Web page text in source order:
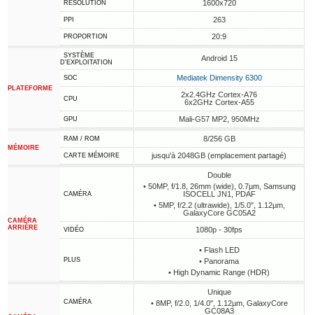
RÉSOLUTION 1600x720
PPI 263
PROPORTION 20:9
PLATEFORME
SYSTÈME
D'EXPLOITATION
Android 15
SOC Mediatek Dimensity 6300
CPU
2x2.4GHz Cortex-A76
6x2GHz Cortex-A55
GPU Mali-G57 MP2, 950MHz
MÉMOIRE
RAM / ROM 8/256 GB
CARTE MÉMOIRE jusqu'à 2048GB (emplacement partagé)
CAMÉRA
ARRIÈRE
CAMÉRA
Double
• 50MP, f/1.8, 26mm (wide), 0.7µm, Samsung
ISOCELL JN1, PDAF
• 5MP, f/2.2 (ultrawide), 1/5.0", 1.12µm,
GalaxyCore GC05A2
VIDÉO 1080p - 30fps
PLUS
• Flash LED
• Panorama
• High Dynamic Range (HDR)
CAMÉRA
Unique
• 8MP, f/2.0, 1/4.0", 1.12µm, GalaxyCore
GC08A3